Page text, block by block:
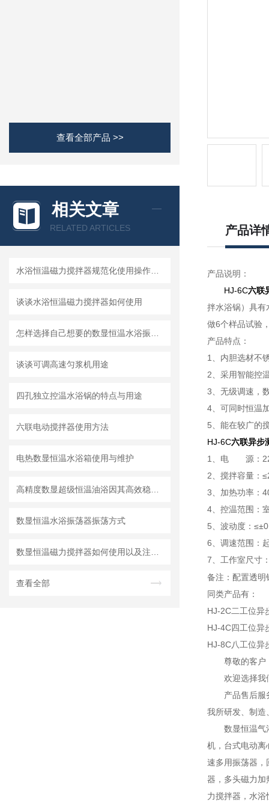
查看全部产品 >>
相关文章
RELATED ARTICLES
谈谈水浴恒温磁力搅拌器如何使用
谈谈可调高速匀浆机用途
四孔独立控温水浴锅的特点与用途
六联电动搅拌器使用方法
电热数显恒温水浴箱使用与维护
数显恒温水浴振荡器振荡方式
查看全部
产品详
产品说明：
HJ-6C六联
拌水浴锅）具有
做6个样品试验
产品特点：
1、内胆选材不
2、采用智能控
3、无级调速，
4、可同时恒温
5、能在较广的
HJ-6C六联异步
1、电 源：
2、搅拌容量：
3、加热功率：
4、控温范围：
5、波动度：
6、调速范围：
7、工作室尺寸
备注：配置透明
同类产品有：
HJ-2C二工位异
HJ-4C四工位异
HJ-8C八工位异
尊敬的客户
欢迎选择我
产品售后服
我所研发、制造
数显恒温气
机，台式电动离
速多用振荡器，
器，多头磁力加
力搅拌器，水